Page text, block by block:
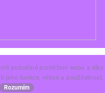
pohodlné prohlížení webu a díky
jeho funkce, výkon a použitelnost.
Rozumím
Premium